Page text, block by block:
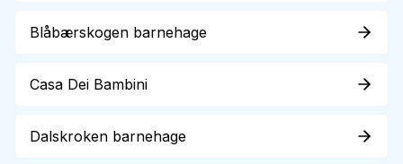
Blåbærskogen barnehage
Casa Dei Bambini
Dalskroken barnehage